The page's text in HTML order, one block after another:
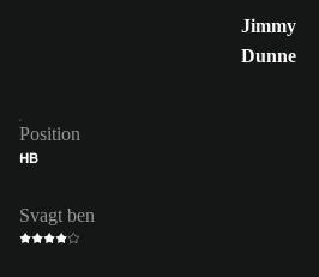
Jimmy
Dunne
Position
HB
Svagt ben